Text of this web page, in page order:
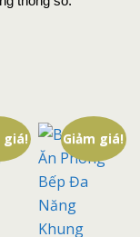
giá! Giảm giá!